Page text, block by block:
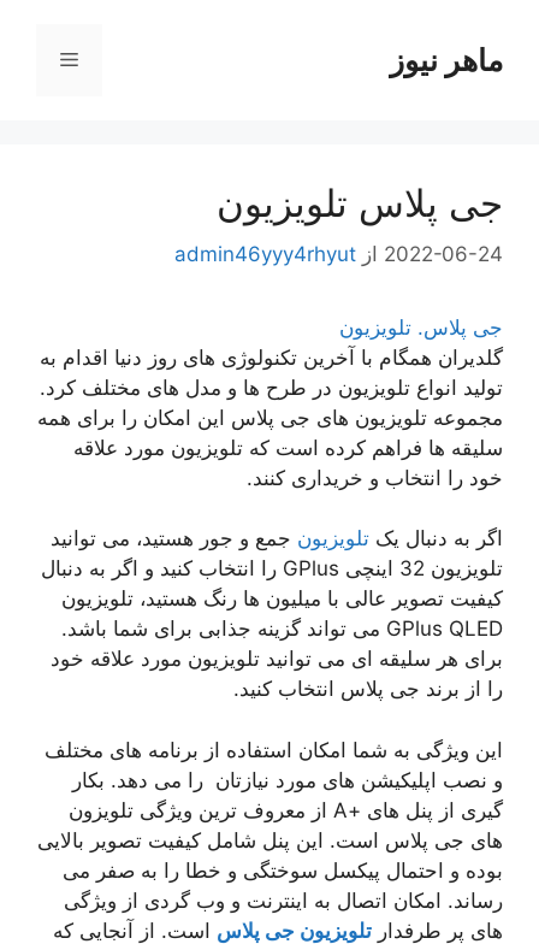
محتواماهر نیوز فهرست
جی پلاس تلویزیون
2022-06-24 از admin46yyy4rhyut
جی پلاس. تلویزیون
گلدیران همگام با آخرین تکنولوژی های روز دنیا اقدام به
تولید انواع تلویزیون در طرح ها و مدل های مختلف کرد.
مجموعه تلویزیون های جی پلاس این امکان را برای همه
سلیقه ها فراهم کرده است که تلویزیون مورد علاقه
خود را انتخاب و خریداری کنند.
اگر به دنبال یک تلویزیون جمع و جور هستید، می توانید
تلویزیون 32 اینچی GPlus را انتخاب کنید و اگر به دنبال
کیفیت تصویر عالی با میلیون ها رنگ هستید، تلویزیون
GPlus QLED می تواند گزینه جذابی برای شما باشد.
برای هر سلیقه ای می توانید تلویزیون مورد علاقه خود
را از برند جی پلاس انتخاب کنید.
این ویژگی به شما امکان استفاده از برنامه های مختلف
و نصب اپلیکیشن های مورد نیازتان را می دهد. بکار
گیری از پنل های +A از معروف ترین ویژگی تلویزون
های جی پلاس است. این پنل شامل کیفیت تصویر بالایی
بوده و احتمال پیکسل سوختگی و خطا را به صفر می
رساند. امکان اتصال به اینترنت و وب گردی از ویژگی
های پر طرفدار تلویزیون جی پلاس است. از آنجایی که